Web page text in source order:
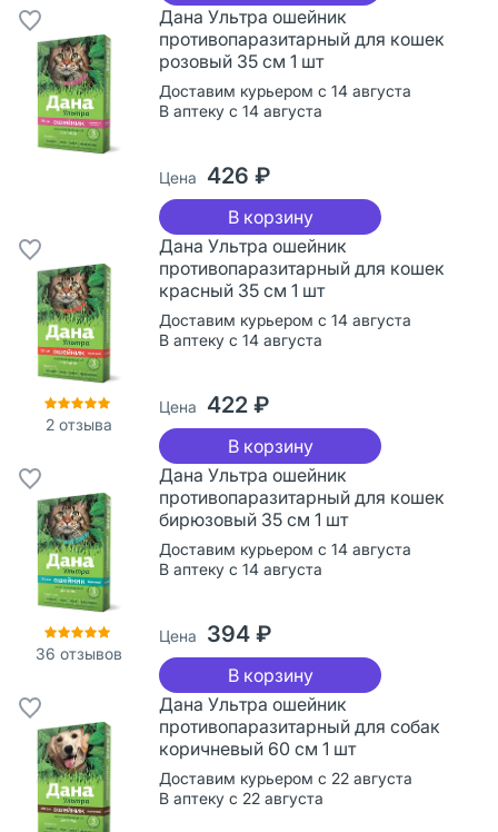
Дана Ультра ошейник
противопаразитарный для кошек
розовый 35 см 1 шт
Доставим курьером с 14 августа
В аптеку с 14 августа
Цена 426 ₽
В корзину
2 отзыва
Дана Ультра ошейник
противопаразитарный для кошек
красный 35 см 1 шт
Доставим курьером с 14 августа
В аптеку с 14 августа
Цена 422 ₽
В корзину
36 отзывов
Дана Ультра ошейник
противопаразитарный для кошек
бирюзовый 35 см 1 шт
Доставим курьером с 14 августа
В аптеку с 14 августа
Цена 394 ₽
В корзину
Дана Ультра ошейник
противопаразитарный для собак
коричневый 60 см 1 шт
Доставим курьером с 22 августа
В аптеку с 22 августа